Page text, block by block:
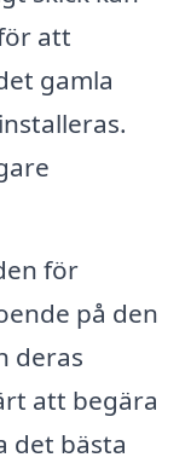
att
gamla
för
på den
deras
att begära
det bästa